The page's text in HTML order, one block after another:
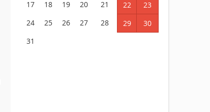
17
18 19 20 21 22
23
24
25 26 27 28 29
30
31